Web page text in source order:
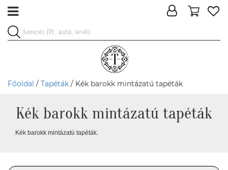
Főoldal / Tapéták / Kék barokk mintázatú tapéták
Kék barokk mintázatú tapéták
Kék barokk mintázatú tapéták.